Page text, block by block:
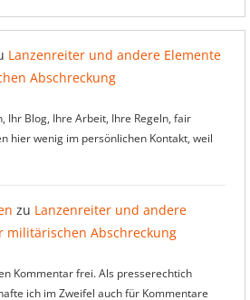
Lanzenreiter und andere Elemente
Abschreckung
Ihr Blog, Ihre Arbeit, Ihre Regeln, fair
hier wenig im persönlichen Kontakt, weil
zu Lanzenreiter und andere
militärischen Abschreckung
Kommentar frei. Als presserechtich
ich im Zweifel auch für Kommentare